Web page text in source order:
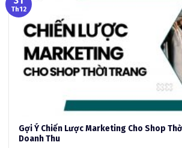
Gợi Ý Chiến Lược Marketing Cho Shop
Doanh Thu
Th12